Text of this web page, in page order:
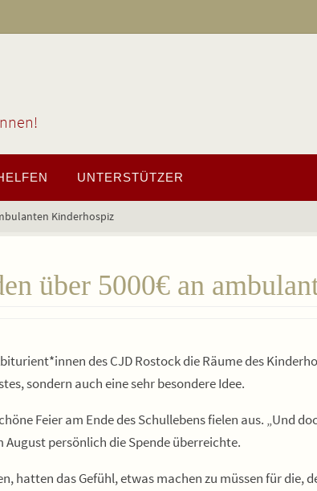
UNTERSTÜTZER
Kinderhospiz
über 5000€ an
des CJD Rostock die Räume des
sondern auch eine sehr besondere Idee.
Feier am Ende des Schullebens fielen aus. „Und
persönlich die Spende überreichte.
hatten das Gefühl, etwas machen zu müssen für die,